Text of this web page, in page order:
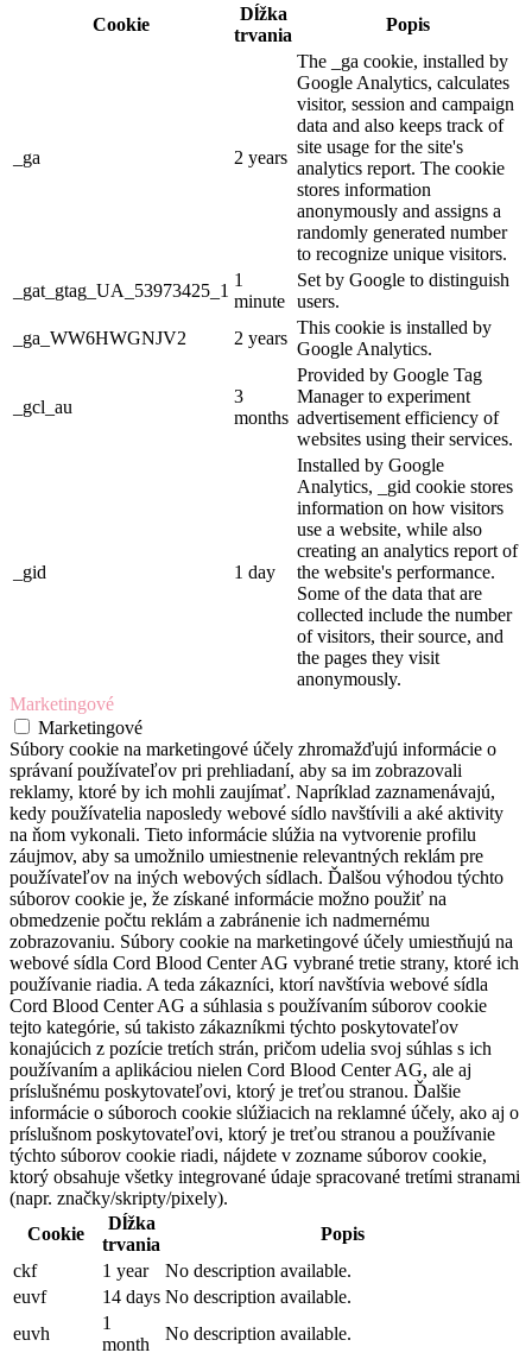
Cookie
Dĺžka
trvania
Popis
_ga 2 years
The _ga cookie, installed by
Google Analytics, calculates
visitor, session and campaign
data and also keeps track of
site usage for the site's
analytics report. The cookie
stores information
anonymously and assigns a
randomly generated number
to recognize unique visitors.
_gat_gtag_UA_53973425_1
1
minute
Set by Google to distinguish
users.
_ga_WW6HWGNJV2
2 years
This cookie is installed by
Google Analytics.
_gcl_au
3
months
Provided by Google Tag
Manager to experiment
advertisement efficiency of
websites using their services.
_gid 1 day
Installed by Google
Analytics, _gid cookie stores
information on how visitors
use a website, while also
creating an analytics report of
the website's performance.
Some of the data that are
collected include the number
of visitors, their source, and
the pages they visit
anonymously.
Marketingové
Marketingové
Súbory cookie na marketingové účely zhromažďujú informácie o
správaní používateľov pri prehliadaní, aby sa im zobrazovali
reklamy, ktoré by ich mohli zaujímať. Napríklad zaznamenávajú,
kedy používatelia naposledy webové sídlo navštívili a aké aktivity
na ňom vykonali. Tieto informácie slúžia na vytvorenie profilu
záujmov, aby sa umožnilo umiestnenie relevantných reklám pre
používateľov na iných webových sídlach. Ďalšou výhodou týchto
súborov cookie je, že získané informácie možno použiť na
obmedzenie počtu reklám a zabránenie ich nadmernému
zobrazovaniu. Súbory cookie na marketingové účely umiestňujú na
webové sídla Cord Blood Center AG vybrané tretie strany, ktoré ich
používanie riadia. A teda zákazníci, ktorí navštívia webové sídla
Cord Blood Center AG a súhlasia s používaním súborov cookie
tejto kategórie, sú takisto zákazníkmi týchto poskytovateľov
konajúcich z pozície tretích strán, pričom udelia svoj súhlas s ich
používaním a aplikáciou nielen Cord Blood Center AG, ale aj
príslušnému poskytovateľovi, ktorý je treťou stranou. Ďalšie
informácie o súboroch cookie slúžiacich na reklamné účely, ako aj o
príslušnom poskytovateľovi, ktorý je treťou stranou a používanie
týchto súborov cookie riadi, nájdete v zozname súborov cookie,
ktorý obsahuje všetky integrované údaje spracované tretími stranami
(napr. značky/skripty/pixely).
Cookie
Dĺžka
trvania
Popis
ckf
1 year
No description available.
euvf
14 days No description available.
euvh
1
month
No description available.